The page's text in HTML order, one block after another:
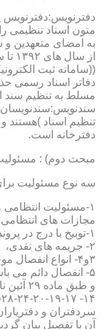
دفترنویس:دفترنویس
متون اسناد تنظیمی
به امضای متعهدین و
((سامانه ثبت
دفاتر اسناد رسمی
مسلط به تنظیم سند
سندنویس:سندنویسان
تنظیم اسناد )هستند
دفترخانه است.
مبحث دوم) :
سه نوع مسئولیت
مجازات های انتظامی را
۱-توبیخ با درج در پرونده،
۲- جریمه های نقدی،
۳و۴- انواع انفصال موقت
۵- انفصال دائم می باشد
آن با تفصیل بیان